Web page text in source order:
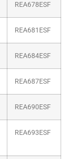
REA678ESF
REA681ESF
REA684ESF
REA687ESF
REA690ESF
REA693ESF